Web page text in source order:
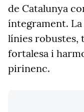
de Catalunya
íntegrament.
línies robustes,
fortalesa i
pirinenc.